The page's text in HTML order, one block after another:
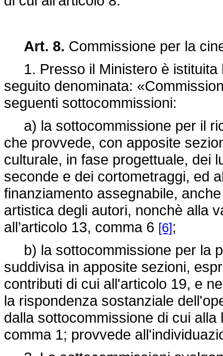
Art. 8. Commissione per la
1. Presso il Ministero è istituita
seguito denominata:
seguenti sottocommissioni:
a) la sottocommissione per il
che provvede, con apposite
culturale, in fase progettuale, dei
seconde e dei cortometraggi, ed
finanziamento assegnabile,
artistica degli autori, nonchè alla
all’articolo 13, comma 6 [6];
b) la sottocommissione per la
suddivisa in apposite sezioni,
contributi di cui all'articolo 19, e
la rispondenza sostanziale
dalla sottocommissione di cui
comma 1; provvede